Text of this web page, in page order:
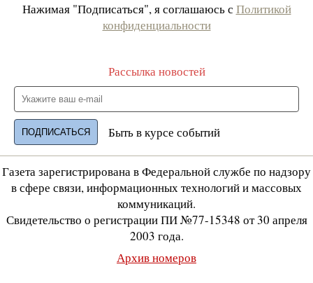
Нажимая "Подписаться", я соглашаюсь с Политикой
конфиденциальности
Рассылка новостей
Быть в курсе событий
Газета зарегистрирована в Федеральной службе по надзору
в сфере связи, информационных технологий и массовых
коммуникаций.
Свидетельство о регистрации ПИ №77-15348 от 30 апреля
2003 года.
Архив номеров